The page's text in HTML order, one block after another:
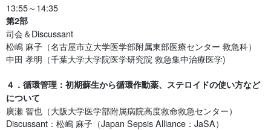
13:55～14:35
第2部
司会＆Discussant
松嶋 麻子（名古屋市立大学医学部附属東部医療センター 救急科）
中田 孝明（千葉大学大学院医学研究院 救急集中治療医学)
４．循環管理：初期蘇生から循環作動薬、ステロイドの使い方など
について
廣瀬 智也（大阪大学医学部附属病院高度救命救急センター）
Discussant：松嶋 麻子（Japan Sepsis Alliance：JaSA）